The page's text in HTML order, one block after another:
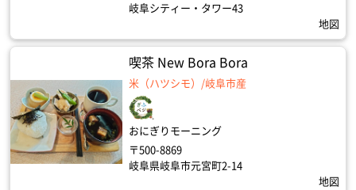
岐阜シティー・タワー43
地図
喫茶 New Bora Bora
米（ハツシモ）/岐阜市産
おにぎりモーニング
〒500-8869
岐阜県岐阜市元宮町2-14
地図